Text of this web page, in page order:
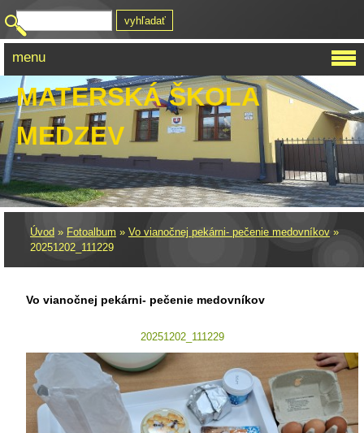
MATERSKÁ ŠKOLA
MEDZEV
Úvod » Fotoalbum » Vo vianočnej pekárni- pečenie medovníkov »
20251202_111229
Vo vianočnej pekárni- pečenie medovníkov
20251202_111229
menu